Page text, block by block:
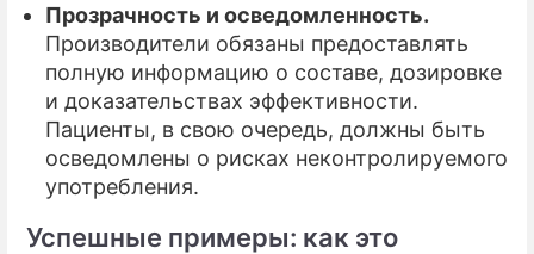
Прозрачность и осведомленность.
Производители обязаны предоставлять
полную информацию о составе, дозировке
и доказательствах эффективности.
Пациенты, в свою очередь, должны быть
осведомлены о рисках неконтролируемого
употребления.
Успешные примеры: как это